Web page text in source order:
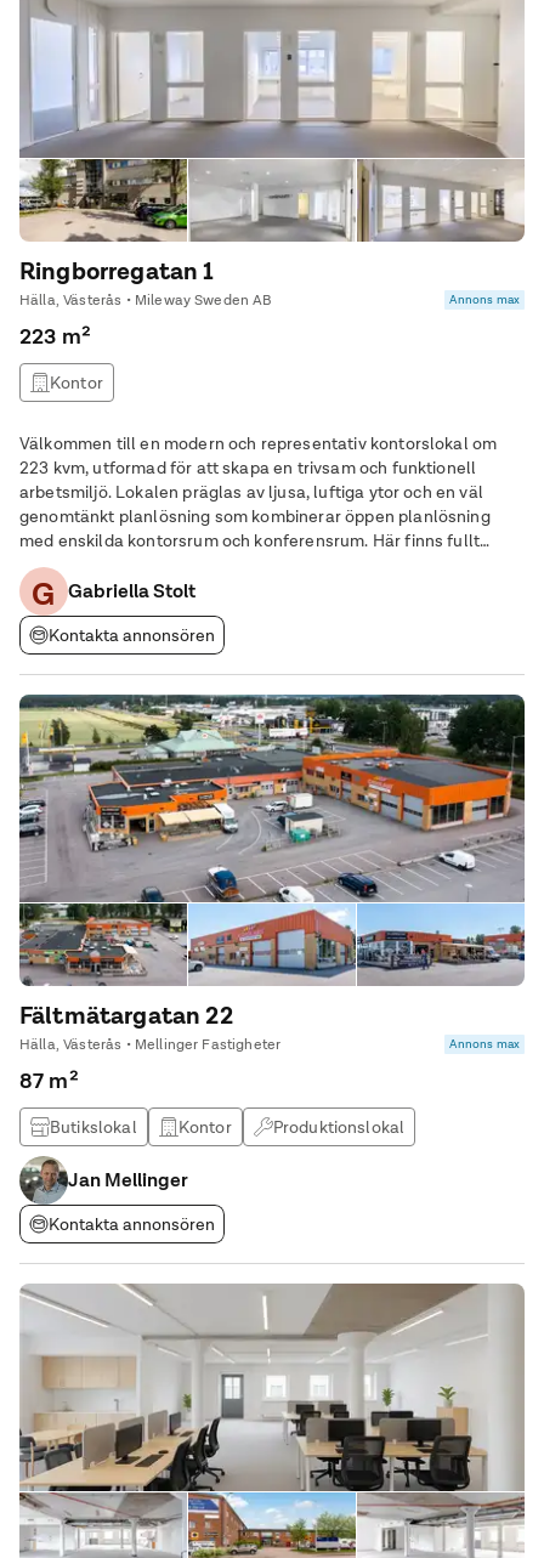
Ringborregatan 1
Hälla, Västerås • Mileway Sweden AB Annons max
223 m²
Kontor
Välkommen till en modern och representativ kontorslokal om
223 kvm, utformad för att skapa en trivsam och funktionell
arbetsmiljö. Lokalen präglas av ljusa, luftiga ytor och en väl
genomtänkt planlösning som kombinerar öppen planlösning
med enskilda kontorsrum och konferensrum. Här finns fullt
utrustat kök/pentry, WC samt omklädningsrum, vilket ger god
komfort för personal och besökare. En
G Gabriella Stolt
Kontakta annonsören
Fältmätargatan 22
Hälla, Västerås • Mellinger Fastigheter Annons max
87 m²
Butikslokal Kontor
Produktionslokal
Lagerlokal
Jan Mellinger
Kontakta annonsören